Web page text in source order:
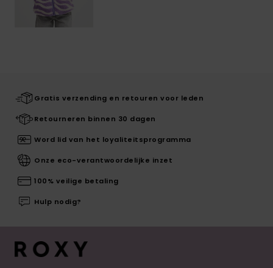
Gratis verzending en retouren voor leden
Retourneren binnen 30 dagen
Word lid van het loyaliteitsprogramma
Onze eco-verantwoordelijke inzet
100% veilige betaling
Hulp nodig?